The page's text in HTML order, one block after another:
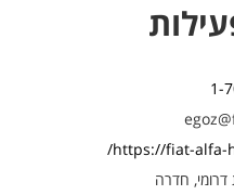
1-
https://fiat-alfa-